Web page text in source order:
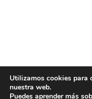
Utilizamos cookies para
nuestra web.
Puedes aprender más